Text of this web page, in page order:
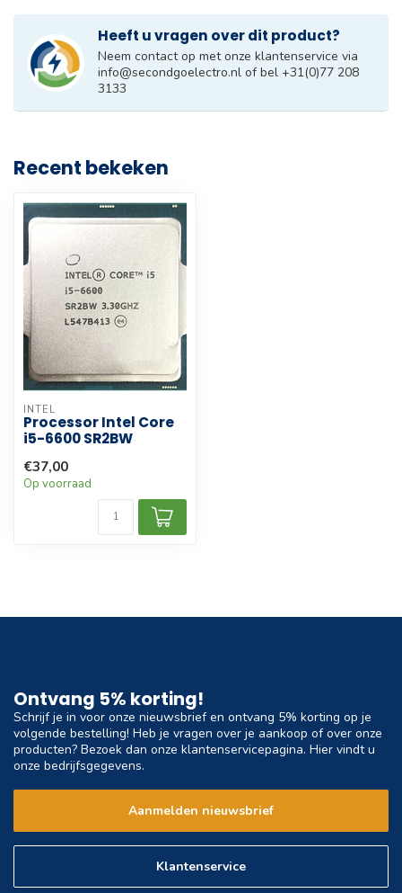
Heeft u vragen over dit product?
Neem contact op met onze klantenservice via
info@secondgoelectro.nl of bel +31(0)77 208
3133
Recent bekeken
INTEL
Processor Intel Core
i5-6600 SR2BW
€37,00
Op voorraad
Ontvang 5% korting!
Schrijf je in voor onze nieuwsbrief en ontvang 5% korting op je
volgende bestelling! Heb je vragen over je aankoop of over onze
producten? Bezoek dan onze klantenservicepagina. Hier vindt u
onze bedrijfsgegevens.
Aanmelden nieuwsbrief
Klantenservice